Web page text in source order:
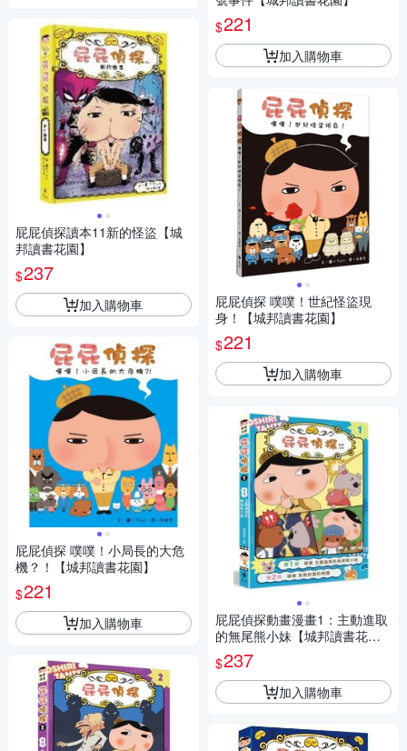
屁屁偵探讀本11新的怪盜【城
邦讀書花園】
$237
加入購物車
屁屁偵探 噗噗！小局長的大危
機？！【城邦讀書花園】
$221
加入購物車
$221
加入購物車
屁屁偵探 噗噗！世紀怪盜現
身！【城邦讀書花園】
$221
加入購物車
屁屁偵探動畫漫畫1：主動進取
的無尾熊小妹【城邦讀書花
園】
$237
加入購物車